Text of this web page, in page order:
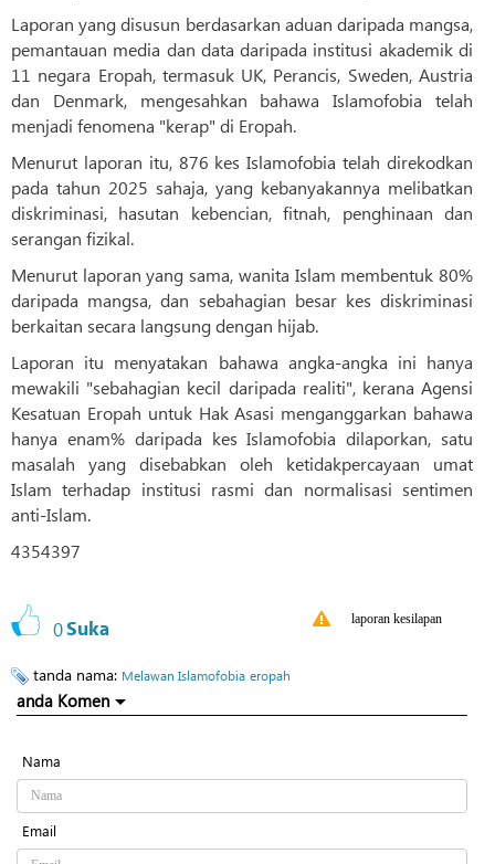
Laporan yang disusun berdasarkan aduan daripada mangsa,
pemantauan media dan data daripada institusi akademik di
11 negara Eropah, termasuk UK, Perancis, Sweden, Austria
dan Denmark, mengesahkan bahawa Islamofobia telah
menjadi fenomena "kerap" di Eropah.
Menurut laporan itu, 876 kes Islamofobia telah direkodkan
pada tahun 2025 sahaja, yang kebanyakannya melibatkan
diskriminasi, hasutan kebencian, fitnah, penghinaan dan
serangan fizikal.
Menurut laporan yang sama, wanita Islam membentuk 80%
daripada mangsa, dan sebahagian besar kes diskriminasi
berkaitan secara langsung dengan hijab.
Laporan itu menyatakan bahawa angka-angka ini hanya
mewakili "sebahagian kecil daripada realiti", kerana Agensi
Kesatuan Eropah untuk Hak Asasi menganggarkan bahawa
hanya enam% daripada kes Islamofobia dilaporkan, satu
masalah yang disebabkan oleh ketidakpercayaan umat
Islam terhadap institusi rasmi dan normalisasi sentimen
anti-Islam.
4354397
0Suka laporan kesilapan
tanda nama: Melawan Islamofobia eropah
anda Komen
Nama
Email